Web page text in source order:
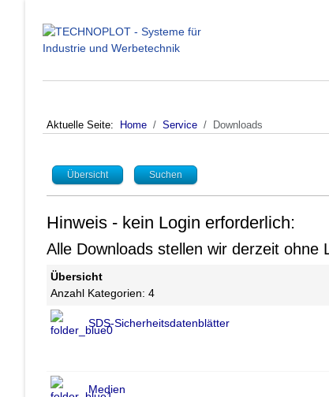
Aktuelle Seite: Home Service Downloads
Übersicht Suchen
Hinweis - kein Login erforderlich:
Alle Downloads stellen wir derzeit ohne
Übersicht
Anzahl Kategorien: 4
SDS-Sicherheitsdatenblätter
Medien